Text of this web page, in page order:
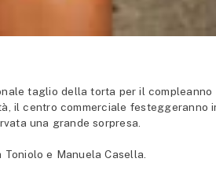
taglio della torta per il compleanno
il centro commerciale festeggeranno
una grande sorpresa.
e Manuela Casella.